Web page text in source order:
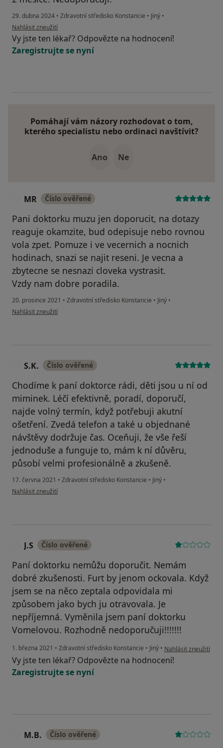
29. dubna 2024 • Zdravotní středisko Konstancie • Jiný •
podle názoru uživatele L.B
Nahlásit zneužití
Vy jste ten lékař? Odpovězte na hodnocení!
Zaregistrujte se nyní
Pomáhají vám názory rozhodovat o tom,
kterého specialistu nebo ordinaci navštívit?
Ano Ne
MR Číslo ověřené
Pani doktorku muzu jen doporucit, na dotazy
reaguje okamzite, bud odepisuje nebo rovnou
vola zpet. Pomuze i ve vecernich a nocnich
hodinach, snazi se najit reseni. Je vecna a
zbytecne se nesnazi cloveka vystrasit.
Vzdy nam dobre poradila.
20. prosince 2021 • Zdravotní středisko Konstancie • Jiný •
podle názoru uživatele MR
Nahlásit zneužití
S.K. Číslo ověřené
Chodíme k paní doktorce rádi, děti jsou u ní od
miminek. Léčí efektivně, poradí, doporučí,
najde volný termín, když potřebuji akutní
ošetření. Zvedá telefon a také u objednané
návštěvy dodržuje čas. Oceňuji, že vše řeší
jednoduše a funguje to, mám k ní důvěru,
působí velmi profesionálně a zkušeně.
17. června 2021 • Zdravotní středisko Konstancie • Jiný •
podle názoru uživatele S.K.
Nahlásit zneužití
J.S Číslo ověřené
Paní doktorku nemůžu doporučit. Nemám
dobré zkušenosti. Furt by jenom ockovala. Když
jsem se na něco zeptala odpovidala mi
způsobem jako bych ju otravovala. Je
nepříjemná. Vyměnila jsem paní doktorku
Vomelovou. Rozhodně nedoporučuji!!!!!!!
1. března 2021 • Zdravotní středisko Konstancie • Jiný • podle názoru
Nahlásit zneužití
Vy jste ten lékař? Odpovězte na hodnocení!
Zaregistrujte se nyní
M.B. Číslo ověřené